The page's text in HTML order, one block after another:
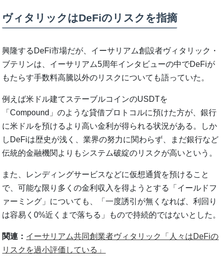
ヴィタリックはDeFiのリスクを指摘
興隆するDeFi市場だが、イーサリアム創設者ヴィタリック・
ブテリンは、イーサリアム5周年インタビューの中でDeFiが
もたらす手数料高騰以外のリスクについても語っていた。
例えば米ドル建てステーブルコインのUSDTを
「Compound」のような貸借プロトコルに預けた方が、銀行
に米ドルを預けるより高い金利が得られる状況がある。しか
しDeFiは歴史が浅く、業界の努力に関わらず、まだ銀行など
伝統的金融機関よりもシステム破綻のリスクが高いという。
また、レンディングサービスなどに仮想通貨を預けること
で、可能な限り多くの金利収入を得ようとする「イールドフ
ァーミング」についても、「一度誘引が無くなれば、利回り
は容易く0%近くまで落ちる」もので持続的ではないとした。
関連： イーサリアム共同創業者ヴィタリック「人々はDeFiの
リスクを過小評価している」